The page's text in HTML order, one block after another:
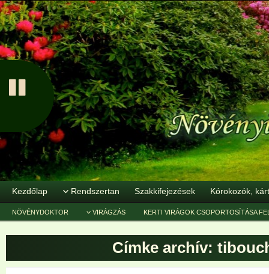
Kezdőlap Rendszertan Szakkifejezések Kórokozók,
NÖVÉNYDOKTOR VIRÁGZÁS KERTI VIRÁGOK CSOPORTOSÍTÁSA
Címke archív: